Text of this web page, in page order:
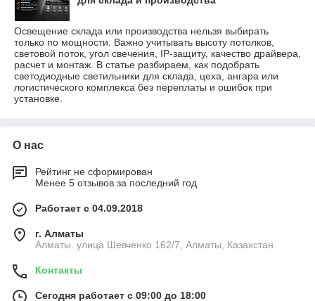
Освещение склада или производства нельзя выбирать
только по мощности. Важно учитывать высоту потолков,
световой поток, угол свечения, IP-защиту, качество драйвера,
расчет и монтаж. В статье разбираем, как подобрать
светодиодные светильники для склада, цеха, ангара или
логистического комплекса без переплаты и ошибок при
установке.
О нас
Рейтинг не сформирован
Менее 5 отзывов за последний год
Работает с 04.09.2018
г. Алматы
Алматы. улица Шевченко 162/7, Алматы, Казахстан
Контакты
Сегодня работает с 09:00 до 18:00